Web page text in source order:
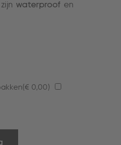
waterproof en
€ 0,00)